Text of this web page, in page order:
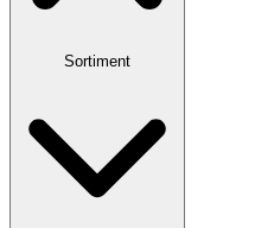
Sortiment